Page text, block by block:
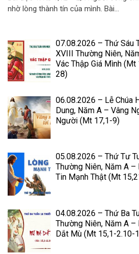
nhờ lòng thành tín của mình. Bài...
07.08.2026 – Thứ Sáu
XVIII Thường Niên,
Vác Thập Giá Mình (Mt
28)
06.08.2026 – Lễ Chúa
Dung, Năm A – Vâng
Người (Mt 17,1-9)
05.08.2026 – Thứ Tư
Thường Niên, Năm A –
Tin Mạnh Thật (Mt
04.08.2026 – Thứ Ba
Thường Niên, Năm A –
Dắt Mù (Mt 15,1-2.10-